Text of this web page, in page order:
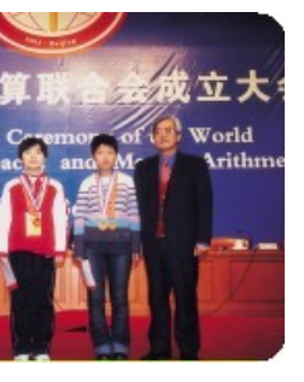
用，但這一項古老又新生的科技產
貶褒不一，我們從以下幾方面來闡
明發展珠算科技是新時代的客觀要求。 ..